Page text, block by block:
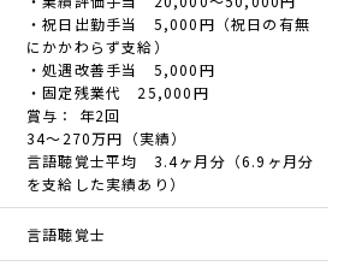
・祝日出勤手当 5,000円（祝日の有無
にかかわらず支給）
・処遇改善手当 5,000円
・固定残業代 25,000円
賞与： 年2回
34～270万円（実績）
言語聴覚士平均 3.4ヶ月分（6.9ヶ月分
を支給した実績あり）
言語聴覚士